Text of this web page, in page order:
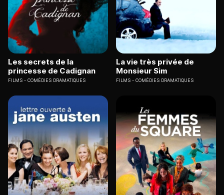
Les secrets de la
princesse de Cadignan
FILMS COMÉDIES DRAMATIQUES
La vie très privée de
Monsieur Sim
FILMS COMÉDIES DRAMATIQUES